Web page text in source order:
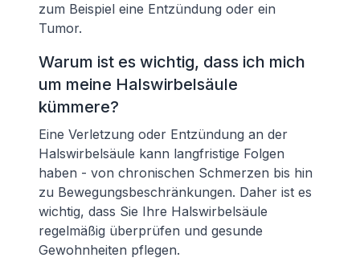
zum Beispiel eine Entzündung oder ein
Tumor.
Warum ist es wichtig, dass ich mich
um meine Halswirbelsäule
kümmere?
Eine Verletzung oder Entzündung an der
Halswirbelsäule kann langfristige Folgen
haben - von chronischen Schmerzen bis hin
zu Bewegungsbeschränkungen. Daher ist es
wichtig, dass Sie Ihre Halswirbelsäule
regelmäßig überprüfen und gesunde
Gewohnheiten pflegen.